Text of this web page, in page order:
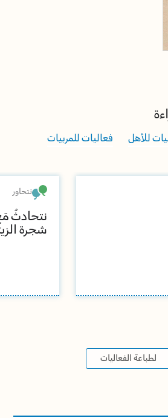
للأهل فعاليات للمربيات
نتحاور
نتحادثُ
شجرة
لطباعة الفعاليات